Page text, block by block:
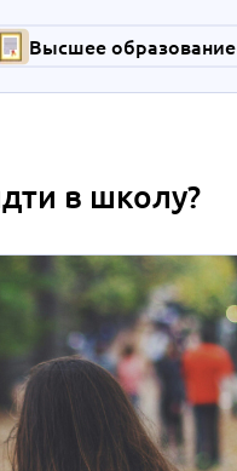
Высшее образование
в школу?